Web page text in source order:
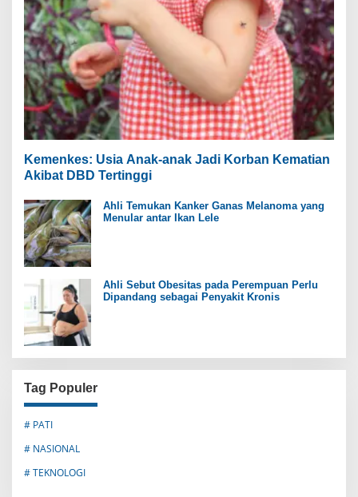
Kemenkes: Usia Anak-anak Jadi Korban Kematian
Akibat DBD Tertinggi
Ahli Temukan Kanker Ganas Melanoma yang
Menular antar Ikan Lele
Ahli Sebut Obesitas pada Perempuan Perlu
Dipandang sebagai Penyakit Kronis
Tag Populer
# PATI
# NASIONAL
# TEKNOLOGI